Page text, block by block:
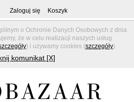
o Ochronie Danych Osobowych z dnia
że w celu realizacji naszych usług
) i używamy cookies (szczegóły).
komunikat [X]
Zaloguj się Koszyk